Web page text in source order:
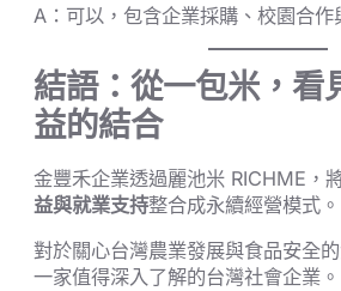
A：可以，包含企業採購、校園合作
結語：從一包米，看
益的結合
金豐禾企業透過麗池米 RICHME，
益與就業支持整合成永續經營模式。
對於關心台灣農業發展與食品安全
一家值得深入了解的台灣社會企業。